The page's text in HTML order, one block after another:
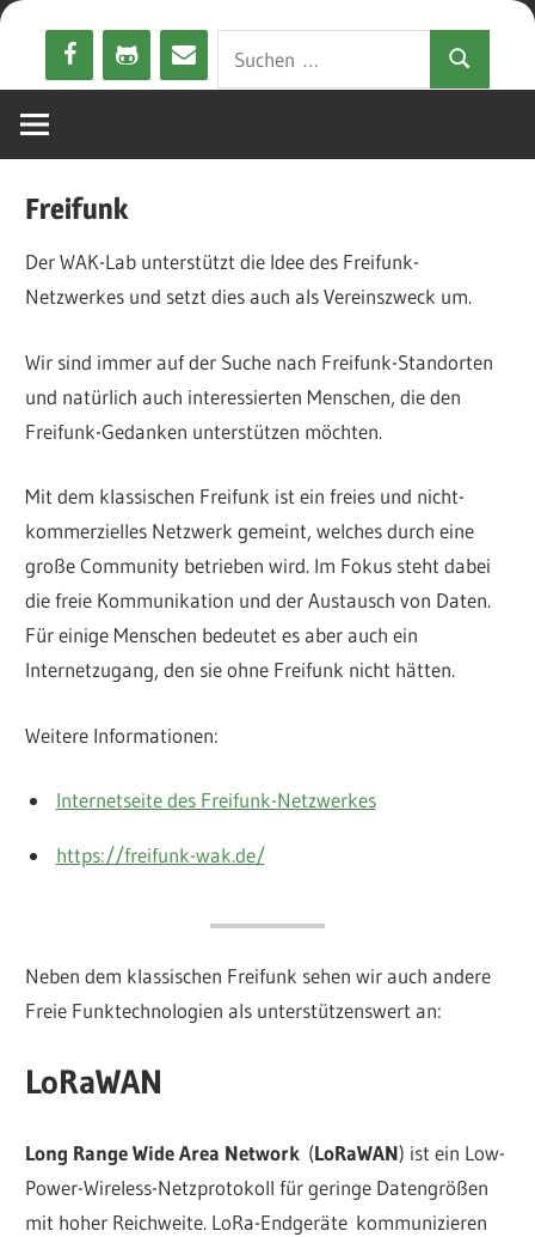
Zum
springen
Suchen
Freifunk
Der WAK-Lab unterstützt die Idee des Freifunk-
Netzwerkes und setzt dies auch als Vereinszweck um.
Wir sind immer auf der Suche nach Freifunk-Standorten
und natürlich auch interessierten Menschen, die den
Freifunk-Gedanken unterstützen möchten.
Mit dem klassischen Freifunk ist ein freies und nicht-
kommerzielles Netzwerk gemeint, welches durch eine
große Community betrieben wird. Im Fokus steht dabei
die freie Kommunikation und der Austausch von Daten.
Für einige Menschen bedeutet es aber auch ein
Internetzugang, den sie ohne Freifunk nicht hätten.
Weitere Informationen:
Internetseite des Freifunk-Netzwerkes
https://freifunk-wak.de/
Neben dem klassischen Freifunk sehen wir auch andere
Freie Funktechnologien als unterstützenswert an:
LoRaWAN
Long Range Wide Area Network (LoRaWAN) ist ein Low-
Power-Wireless-Netzprotokoll für geringe Datengrößen
mit hoher Reichweite. LoRa-Endgeräte kommunizieren